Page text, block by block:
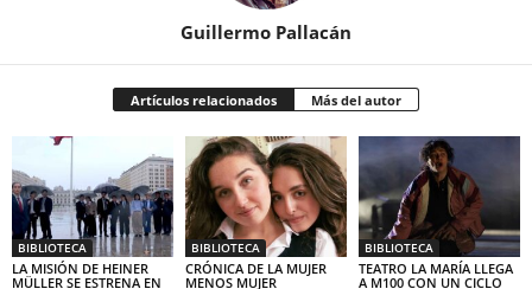
Guillermo Pallacán
Artículos relacionados Más del autor
BIBLIOTECA
LA MISIÓN DE HEINER
MÜLLER SE ESTRENA EN
BIBLIOTECA
CRÓNICA DE LA MUJER
MENOS MUJER
BIBLIOTECA
TEATRO LA MARÍA LLEGA
A M100 CON UN CICLO